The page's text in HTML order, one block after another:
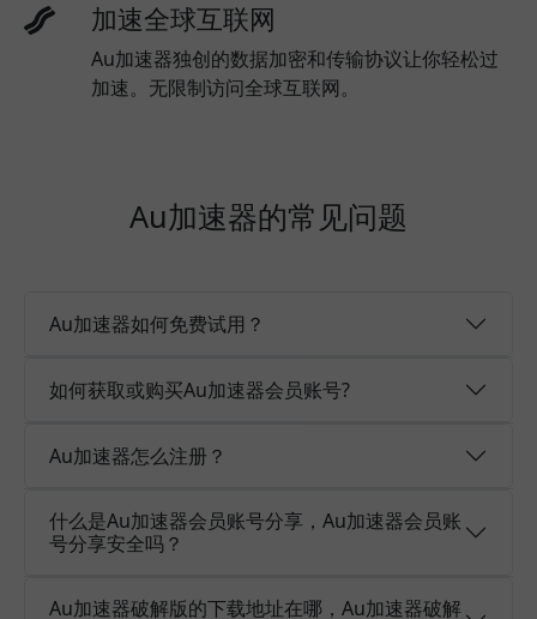
加速全球互联网
Au加速器独创的数据加密和传输协议让你轻松过
加速。无限制访问全球互联网。
Au加速器的常见问题
Au加速器如何免费试用？
如何获取或购买Au加速器会员账号?
Au加速器怎么注册？
什么是Au加速器会员账号分享，Au加速器会员账
号分享安全吗？
Au加速器破解版的下载地址在哪，Au加速器破解